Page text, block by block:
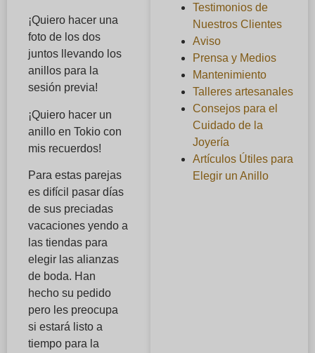
¡Quiero hacer una
foto de los dos
juntos llevando los
anillos para la
sesión previa!
¡Quiero hacer un
anillo en Tokio con
mis recuerdos!
Para estas parejas
es difícil pasar días
de sus preciadas
vacaciones yendo a
las tiendas para
elegir las alianzas
de boda. Han
hecho su pedido
pero les preocupa
si estará listo a
tiempo para la
Testimonios de
Nuestros Clientes
Aviso
Prensa y Medios
Mantenimiento
Talleres artesanales
Consejos para el
Cuidado de la
Joyería
Artículos Útiles para
Elegir un Anillo